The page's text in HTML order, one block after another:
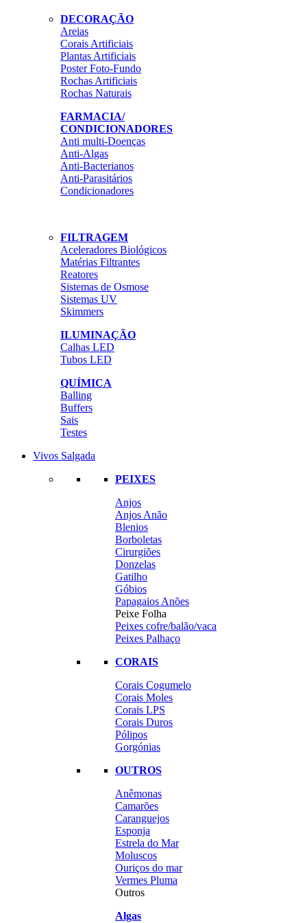
DECORAÇÃO
Areias
Corais Artificiais
Plantas Artificiais
Poster Foto-Fundo
Rochas Artificiais
Rochas Naturais
FARMACIA/
CONDICIONADORES
Anti multi-Doenças
Anti-Algas
Anti-Bacterianos
Anti-Parasitários
Condicionadores
FILTRAGEM
Aceleradores Biológicos
Matérias Filtrantes
Reatores
Sistemas de Osmose
Sistemas UV
Skimmers
ILUMINAÇÃO
Calhas LED
Tubos LED
QUÍMICA
Balling
Buffers
Sais
Testes
Vivos Salgada
PEIXES
Anjos
Anjos Anão
Blenios
Borboletas
Cirurgiões
Donzelas
Gatilho
Góbios
Papagaios Anões
Peixe Folha
Peixes cofre/balão/vaca
Peixes Palhaço
CORAIS
Corais Cogumelo
Corais Moles
Corais LPS
Corais Duros
Pólipos
Gorgónias
OUTROS
Anêmonas
Camarões
Caranguejos
Esponja
Estrela do Mar
Moluscos
Ouriços do mar
Vermes Pluma
Outros
Algas